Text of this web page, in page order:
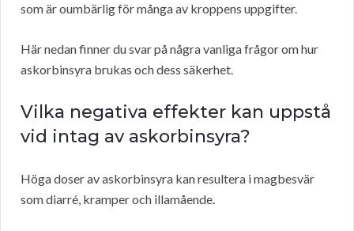
som är oumbärlig för många av kroppens uppgifter.
Här nedan finner du svar på några vanliga frågor om hur
askorbinsyra brukas och dess säkerhet.
Vilka negativa effekter kan uppstå
vid intag av askorbinsyra?
Höga doser av askorbinsyra kan resultera i magbesvär
som diarré, kramper och illamående.